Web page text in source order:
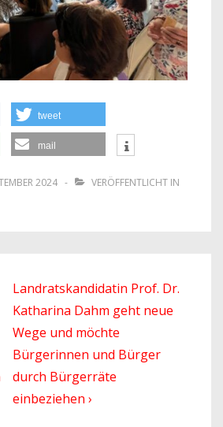
tweet
mail
2024
VERÖFFENTLICHT IN
Next
Post
is
Landratskandidatin Prof. Dr.
Katharina Dahm geht neue
Wege und möchte
Bürgerinnen und Bürger
durch Bürgerräte
einbeziehen ›